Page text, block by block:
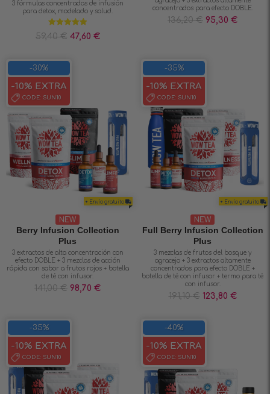
3 fórmulas concentradas de infusión
para detox, modelado y salud.
Valorado en
5.00de 5
59,40€ 47,60 €
concentrados para efecto DOBLE.
136,20€ 95,30 €
+ Envío gratuito
-30%
-10% EXTRA
CODE: SUN10
NEW
Berry Infusion Collection
Plus
3 extractos de alta concentración con
efecto DOBLE + 3 mezclas de acción
rápida con sabor a frutos rojos + botella
de té con infusor.
141,00€ 98,70 €
+ Envío gratuito
-35%
-10% EXTRA
CODE: SUN10
NEW
Full Berry Infusion Collection
Plus
3 mezclas de frutos del bosque y
agracejo + 3 extractos altamente
concentrados para efecto DOBLE +
botella de té con infusor + termo para té
con infusor.
191,10€ 123,80 €
-35%
-10% EXTRA
CODE: SUN10
-40%
-10% EXTRA
CODE: SUN10